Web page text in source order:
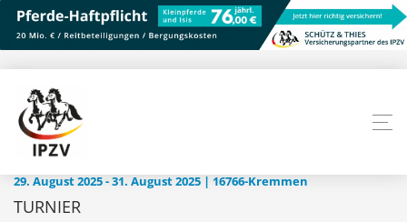
29. August 2025 - 31. August 2025 | 16766-Kremmen
TURNIER